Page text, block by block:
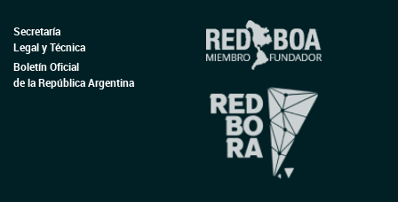
Secretaría
Legal y Técnica
Boletín Oficial
de la República Argentina